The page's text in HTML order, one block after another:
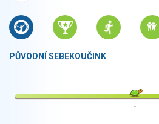
PŮVODNÍ SEBEKOUČINK
- ↑